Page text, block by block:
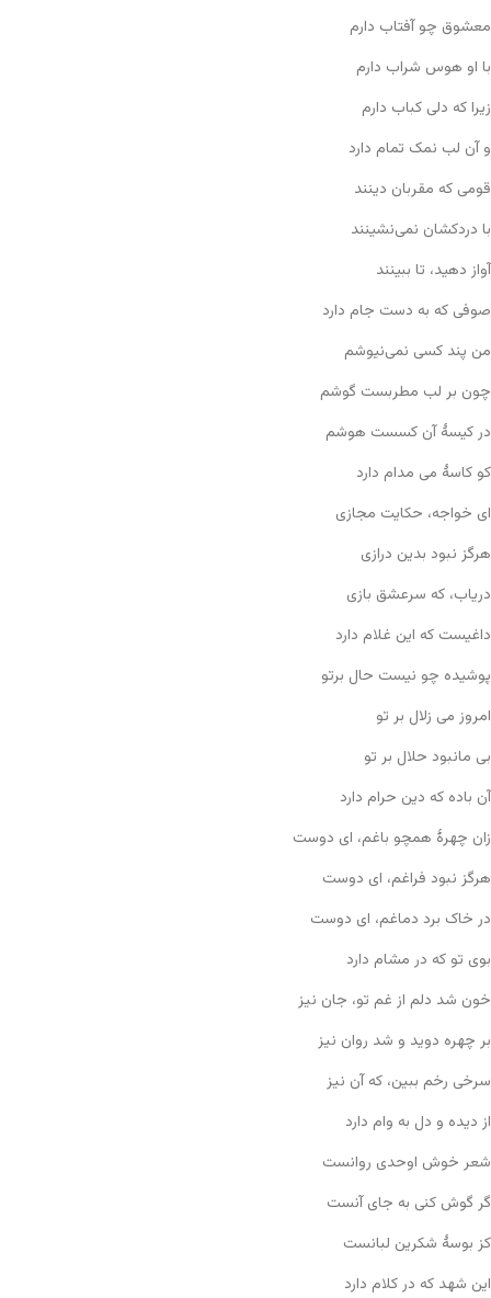
معشوق چو آفتاب دارم
با او هوس شراب دارم
زیرا که دلی کباب دارم
و آن لب نمک تمام دارد
قومی که مقربان دینند
با دردکشان نمی‌نشینند
آواز دهید، تا ببینند
صوفی که به دست جام دارد
من پند کسی نمی‌نیوشم
چون بر لب مطربست گوشم
در کیسهٔ آن کسست هوشم
کو کاسهٔ می مدام دارد
ای خواجه، حکایت مجازی
هرگز نبود بدین درازی
دریاب، که سرعشق بازی
داغیست که این غلام دارد
پوشیده چو نیست حال برتو
امروز می زلال بر تو
بی مانبود حلال بر تو
آن باده که دین حرام دارد
زان چهرهٔ همچو باغم، ای دوست
هرگز نبود فراغم، ای دوست
در خاک برد دماغم، ای دوست
بوی تو که در مشام دارد
خون شد دلم از غم تو، جان نیز
بر چهره دوید و شد روان نیز
سرخی رخم ببین، که آن نیز
از دیده و دل به وام دارد
شعر خوش اوحدی روانست
گر گوش کنی به جای آنست
کز بوسهٔ شکرین لبانست
این شهد که در کلام دارد